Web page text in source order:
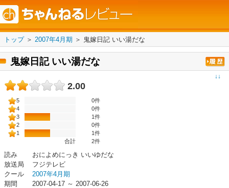
トップ＞ 2007年4月期 ＞ 鬼嫁日記 いい湯だな
鬼嫁日記 いい湯だな
↓↓
2.00
5
0件
4
0件
3
1件
2
0件
1
1件
合計
2件
読み
おによめにっき いいゆだな
放送局
フジテレビ
クール
2007年4月期
期間
2007-04-17 ～ 2007-06-26